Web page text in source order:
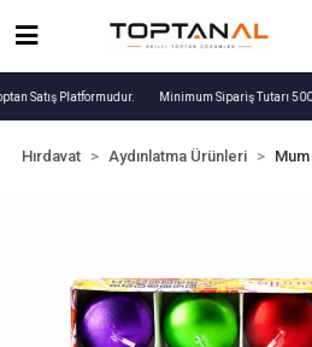
Satış Platformudur. Minimum Sipariş Tutarı
Hırdavat Aydınlatma Ürünleri